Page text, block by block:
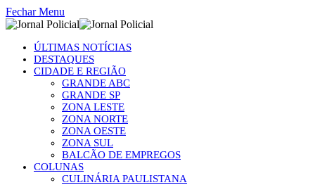
Fechar Menu
ÚLTIMAS NOTÍCIAS
DESTAQUES
CIDADE E REGIÃO
GRANDE ABC
GRANDE SP
ZONA LESTE
ZONA NORTE
ZONA OESTE
ZONA SUL
BALCÃO DE EMPREGOS
COLUNAS
CULINÁRIA PAULISTANA